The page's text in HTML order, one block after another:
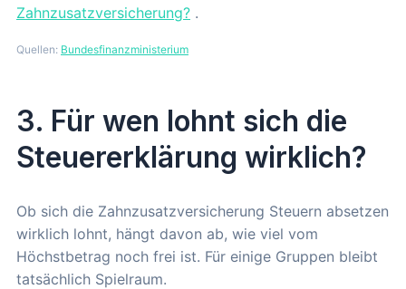
Zahnzusatzversicherung? .
Quellen: Bundesfinanzministerium
3. Für wen lohnt sich die
Steuererklärung wirklich?
Ob sich die Zahnzusatzversicherung Steuern absetzen
wirklich lohnt, hängt davon ab, wie viel vom
Höchstbetrag noch frei ist. Für einige Gruppen bleibt
tatsächlich Spielraum.